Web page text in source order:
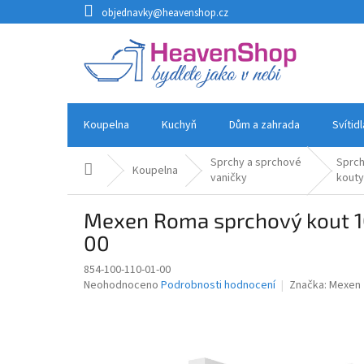
na
objednavky@heavenshop.cz
Koupelna Kuchyň Dům a zahrada
Domů Koupelna
Sprchy a sprchové
vaničky
kouty
Mexen Roma sprchový kout
00
854-100-110-01-00
Průměrné
Neohodnoceno Podrobnosti hodnocení Značka: Mexen